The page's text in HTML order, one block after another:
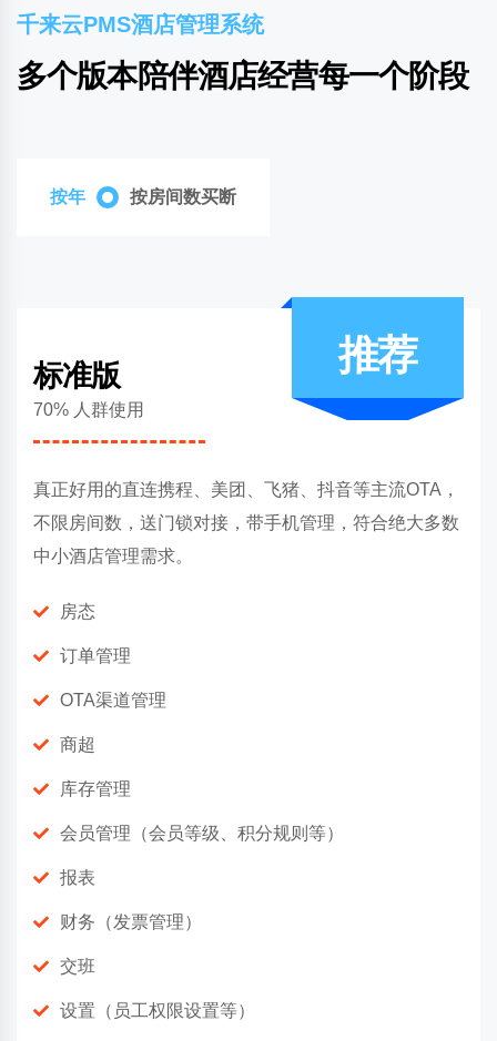
千来云PMS酒店管理系统
多个版本陪伴酒店经营每一个阶段
按年 按房间数买断
标准版
70% 人群使用
推荐
真正好用的直连携程、美团、飞猪、抖音等主流OTA，
不限房间数，送门锁对接，带手机管理，符合绝大多数
中小酒店管理需求。
房态
订单管理
OTA渠道管理
商超
库存管理
会员管理（会员等级、积分规则等）
报表
财务（发票管理）
交班
设置（员工权限设置等）